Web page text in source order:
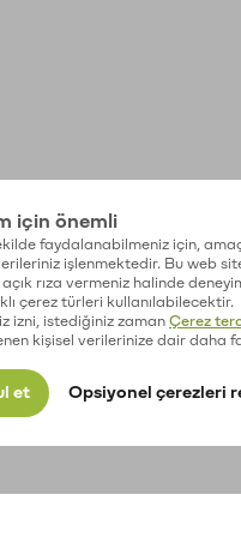
için önemli
faydalanabilmeniz için,
işlenmektedir. Bu web
rıza vermeniz halinde
çerez türleri kullanılabilecektir.
izni, istediğiniz zaman Çerez
kişisel verilerinize dair daha
et Opsiyonel çerezleri